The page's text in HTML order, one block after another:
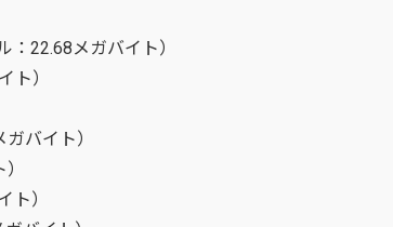
：22.68メガバイト）
ト）
ガバイト）
ト）